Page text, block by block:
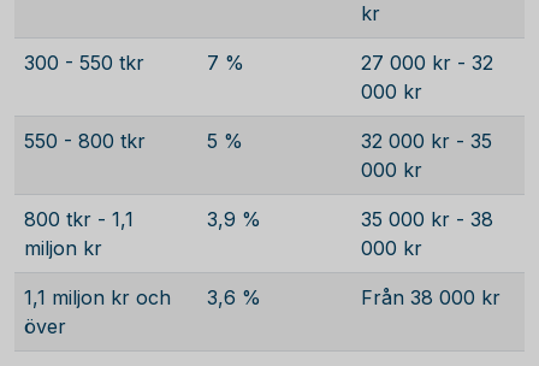
kr
300 - 550 tkr 7 %
27 000 kr - 32
000 kr
550 - 800 tkr 5 %
32 000 kr - 35
000 kr
800 tkr - 1,1
miljon kr
3,9 %
35 000 kr - 38
000 kr
1,1 miljon kr och
över
3,6 % Från 38 000 kr